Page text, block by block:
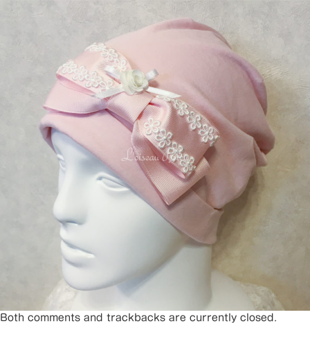
Both comments and trackbacks are currently closed.